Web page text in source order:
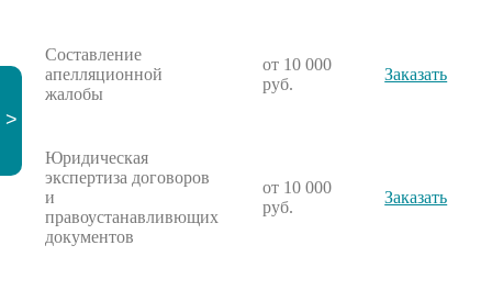
Составление
апелляционной
жалобы
от 10 000
руб.
Заказать
Юридическая
экспертиза договоров
и
правоустанавливющих
документов
от 10 000
руб.
Заказать
>